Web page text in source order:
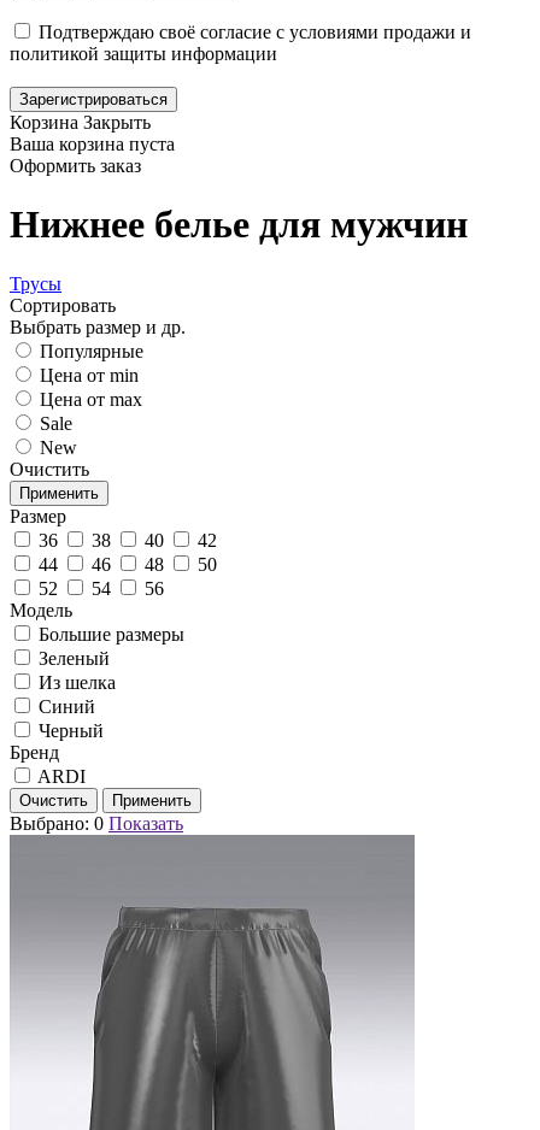
Подтверждаю своё согласие с условиями продажи и
политикой защиты информации
Зарегистрироваться
Корзина Закрыть
Ваша корзина пуста
Оформить заказ
Нижнее белье для мужчин
Трусы
Сортировать
Выбрать размер и др.
Популярные
Цена от min
Цена от max
Sale
New
Очистить
Размер
36
38 40
42
44
46 48
50
52
54
56
Модель
Большие размеры
Зеленый
Из шелка
Синий
Черный
Бренд
ARDI
Выбрано: 0 Показать